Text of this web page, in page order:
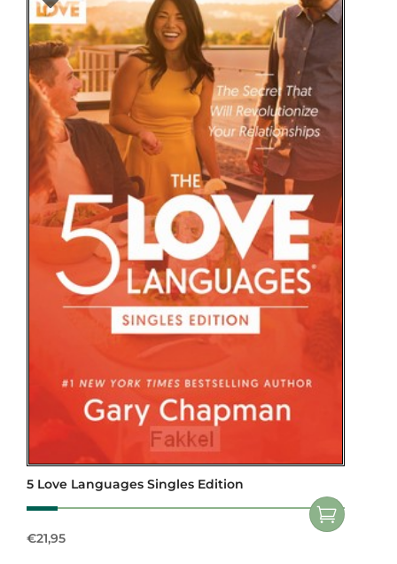
5 Love Languages Singles Edition
€21,95